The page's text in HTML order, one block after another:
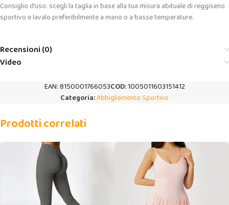
Consiglio d’uso: scegli la taglia in base alla tua misura abituale di reggiseno
sportivo e lavalo preferibilmente a mano o a basse temperature.
Recensioni (0)
Video
EAN:8150001766053COD:1005011603151412
Categoria:Abbigliamento Sportivo
Prodotti correlati